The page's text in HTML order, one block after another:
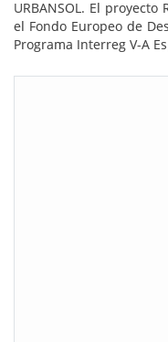
URBANSOL. El proyecto
el Fondo Europeo de
Programa Interreg V-A